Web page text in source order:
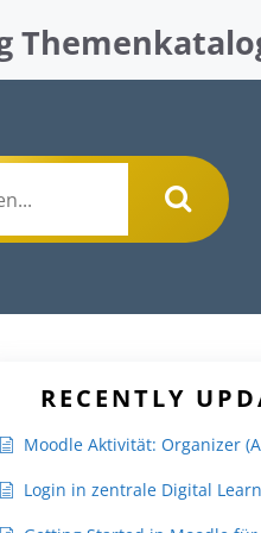
RECENTLY
Moodle Aktivität: Organizer
Login in zentrale Digital